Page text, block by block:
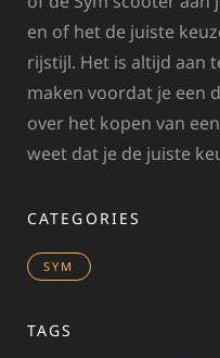
en of het de juiste
rijstijl. Het is altijd aan
maken voordat je een
over het kopen van
weet dat je de juiste
CATEGORIES
SYM
TAGS